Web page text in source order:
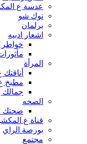
عدسة ع
توك شو
برلمان
اشعار ادبيه
خواطر
المرأة
مطبخ
الصحه
صحتك
قناة ع
بورصة الراي
مجتمع